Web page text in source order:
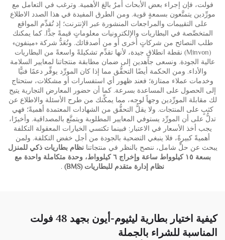
فولت، فإن إجراء بعض الأبحاث أمرٌ بالغ الأهمية. وترغب في التعامل مع
مورِّدين يتمتَّعون بسمعةٍ قوية. ومن الطرق المفيدة في هذا الصدد الاطلاع
على التقييمات والمراجعات المنشورة عبر الإنترنت؛ إذ تُقدِّم المواقع
المتخصِّصة في البطاريات والإلكترونيات معلوماتٍ قيمةً جدًّا. كما يمكنك
طلب النصائح من شركاتٍ أخرى أو من أصدقائك. وتُعَدُّ شركة «مينفون»
(Minvon) نقطة انطلاقٍ جيدة، لأنها تقدِّم تشكيلةً واسعةً من البطاريات
عالية الجودة. ونسعى جاهدين إلى ضمان مطابقة منتجاتنا لمعايير السلامة
والأداء. ومن الحكمة أيضًا التحقُّق مما إذا كان المورِّد يوفِّر دعمًا فنيًّا
وخدمات عملاء ممتازة؛ فعند ظهور أي استفسارات أو مشكلات، ستحتاج
إلى الحصول على المساعدة بسرعة. كما أن حضور المعارض التجارية يتيح
لك مقابلة المورِّدين وجهاً لوجه، مما يمكِّنك من طرح الأسئلة والاطلاع عن
كثبٍ على المنتجات. ولا يقلُّ التحقُّق من الشهادات المعتمدة أهميةً؛ فهي
تدلُّ على أن المورِّد يستوفي المعايير المطلوبة ويتمتَّع بالمصداقية. وأخيرًا،
يجب أخذ الأسعار في الاعتبار: فبينما تكتسي الخيارات المعقولة التكلفة
أهميةً كبيرةً، فلا ينبغي التضحية بالجودة من أجل خفض التكلفة. ولمن
يبحث عن حلٍّ شامل، ننصح بالنظر في منتجاتنانظام بطاريات ذكي للمنزل
بسعة ١٥ كيلوواط ساعة وإخراج ٦ كيلوواط، وحدة متكاملة واحدة مع
نظام إدارة متقدم للبطاريات (BMS)
.
كيفية اختيار بطارية ليثيوم-أيون بجهد 48 فولت
المناسبة للشراء بالجملة